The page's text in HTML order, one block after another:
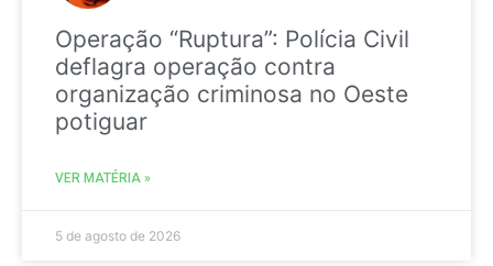
Operação “Ruptura”: Polícia Civil
deflagra operação contra
organização criminosa no Oeste
potiguar
VER MATÉRIA »
5 de agosto de 2026